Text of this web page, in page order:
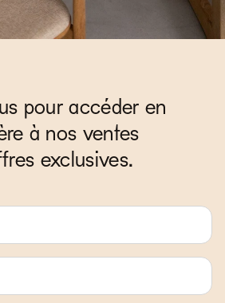
pour accéder en
à nos ventes
exclusives.